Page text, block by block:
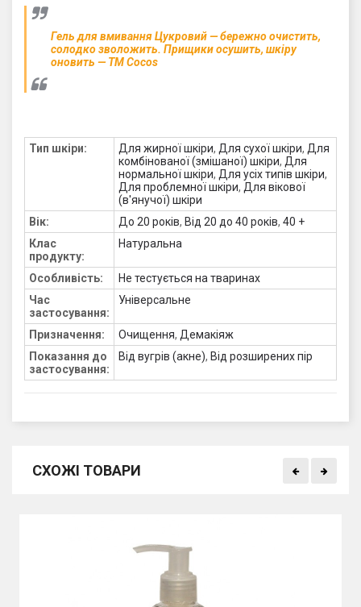
Гель для вмивання Цукровий — бережно очистить,
солодко зволожить. Прищики осушить, шкіру
оновить — ТМ Cocos
Тип шкіри: Для жирної шкіри, Для сухої шкіри, Для
комбінованої (змішаної) шкіри, Для
нормальної шкіри, Для усіх типів шкіри,
Для проблемної шкіри, Для вікової
(в'янучої) шкіри
Вік:
До 20 років, Від 20 до 40 років, 40 +
Клас
продукту:
Натуральна
Особливість:
Не тестується на тваринах
Час
застосування:
Універсальне
Призначення: Очищення, Демакіяж
Показання до
застосування:
Від вугрів (акне), Від розширених пір
СХОЖІ ТОВАРИ